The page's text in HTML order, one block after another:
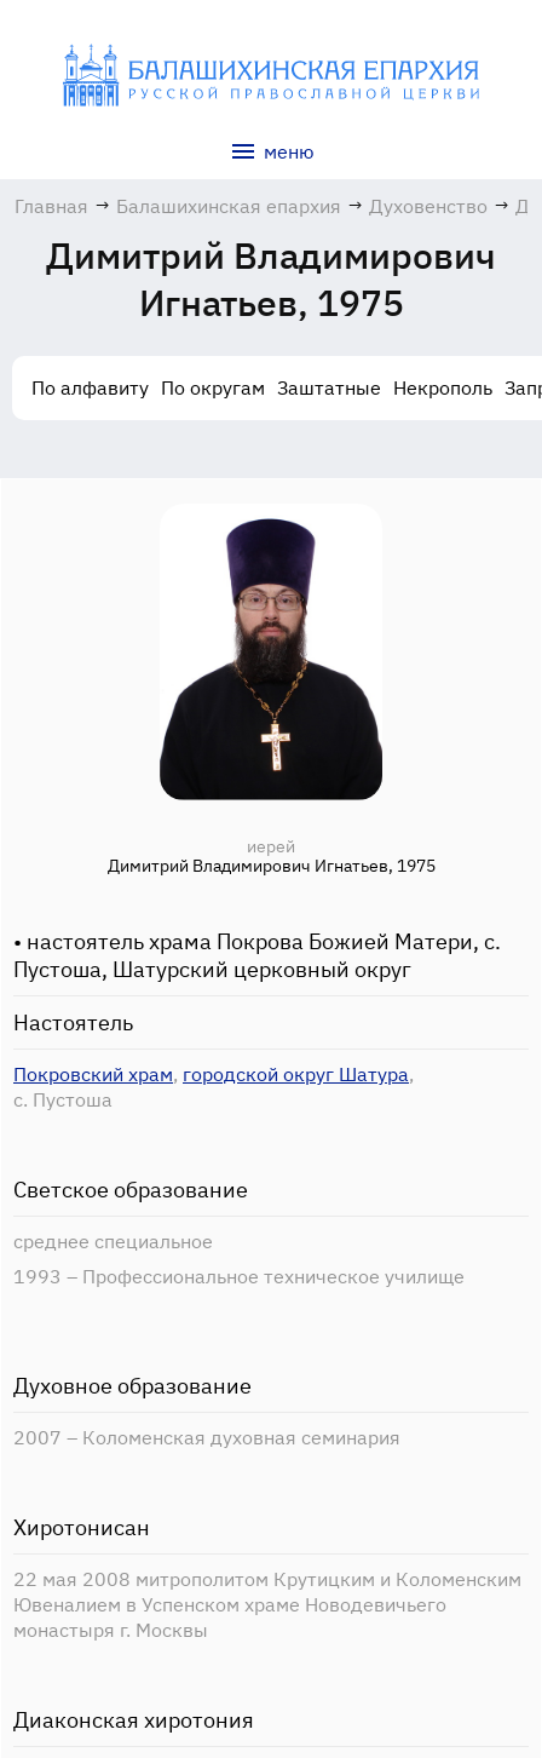
меню
Главная → Балашихинская епархия → Духовенство →
Димитрий Владимирович
Игнатьев, 1975
По алфавиту По округам Заштатные Некрополь
иерей
Димитрий Владимирович Игнатьев, 1975
• настоятель храма Покрова Божией Матери, с.
Пустоша, Шатурский церковный округ
Настоятель
Покровский храм, городской округ Шатура,
с. Пустоша
Светское образование
среднее специальное
1993 – Профессиональное техническое училище
Духовное образование
2007 – Коломенская духовная семинария
Хиротонисан
22 мая 2008 митрополитом Крутицким и Коломенским
Ювеналием в Успенском храме Новодевичьего
монастыря г. Москвы
Диаконская хиротония